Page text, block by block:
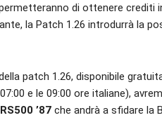
di ottenere crediti
la Patch 1.26 introdurrà la
patch 1.26, disponibile
e le 09:00 ore italiane),
’87 che andrà a sfidare la